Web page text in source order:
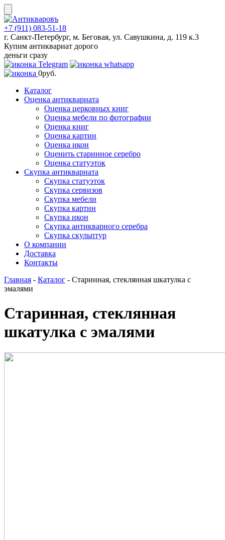
Skip
to
content
+7 (911) 083-51-18
г. Санкт-Петербург, м. Беговая, ул. Савушкина, д. 119 к.3
Купим антиквариат дорого
деньги сразу
0руб.
Каталог
Оценка антиквариата
Оценка церковных книг
Оценка мебели по фотографии
Оценка книг
Оценка картин
Оценка икон
Оценить старинное серебро
Оценка статуэток
Скупка антиквариата
Скупка статуэток
Скупка сервизов
Скупка мебели
Скупка картин
Скупка икон
Скупка антикварного серебра
Скупка скульптур
О компании
Доставка
Контакты
Главная - Каталог - Старинная, стеклянная шкатулка с
эмалями
Старинная, стеклянная
шкатулка с эмалями